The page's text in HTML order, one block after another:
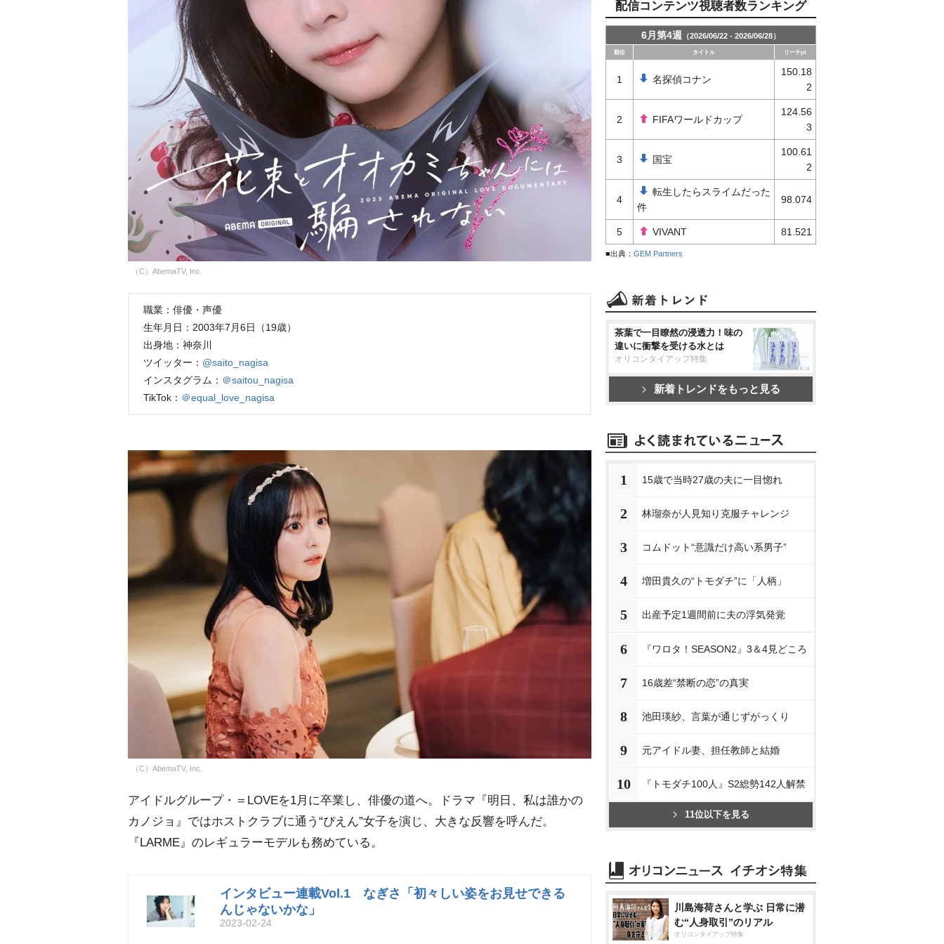
（C）AbemaTV, Inc.
職業：俳優・声優
生年月日：2003年7月6日（19歳）
出身地：神奈川
ツイッター： @saito_nagisa
インスタグラム： ＠saitou_nagisa
TikTok： ＠equal_love_nagisa
（C）AbemaTV, Inc.
アイドルグループ・＝LOVEを1月に卒業し、俳優の道へ。ドラマ『明日、私は誰かの
カノジョ』ではホストクラブに通う“ぴえん”女子を演じ、大きな反響を呼んだ。
『LARME』のレギュラーモデルも務めている。
インタビュー連載Vol.1 なぎさ「初々しい姿をお見せできる
んじゃないかな」
2023-02-24
配信コンテンツ視聴者数ランキング
6月第4週 （2026/06/22 - 2026/06/28）
順位 タイトル リーチpt
1 名探偵コナン
150.18
2
2 FIFAワールドカップ
124.56
3
3 国宝
100.61
2
4
転生したらスライムだった
件
98.074
5 VIVANT 81.521
■出典： GEM Partners
茶葉で一目瞭然の浸透力！味の
違いに衝撃を受ける水とは
オリコンタイアップ特集
新着トレンドをもっと見る
1 15歳で当時27歳の夫に一目惚れ
2 林瑠奈が人見知り克服チャレンジ
3 コムドット“意識だけ高い系男子”
4 増田貴久の“トモダチ”に「人柄」
5 出産予定1週間前に夫の浮気発覚
6 『ワロタ！SEASON2』3＆4見どころ
7 16歳差“禁断の恋”の真実
8 池田瑛紗、言葉が通じずがっくり
9 元アイドル妻、担任教師と結婚
10 『トモダチ100人』S2総勢142人解禁
11位以下を見る
川島海荷さんと学ぶ 日常に潜
む“人身取引”のリアル
オリコンタイアップ特集